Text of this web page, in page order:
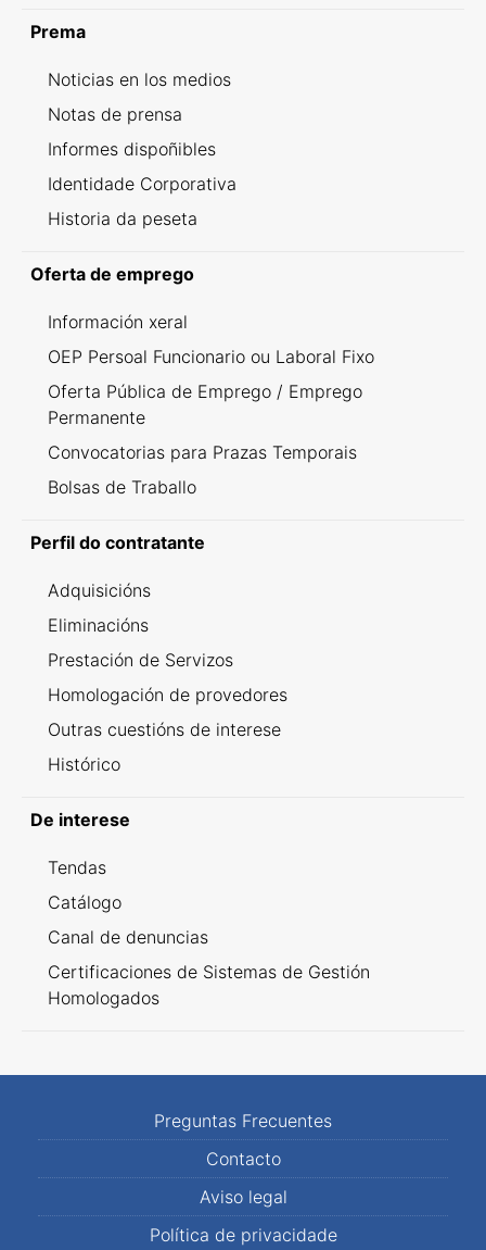
Prema
Noticias en los medios
Notas de prensa
Informes dispoñibles
Identidade Corporativa
Historia da peseta
Oferta de emprego
Información xeral
OEP Persoal Funcionario ou Laboral Fixo
Oferta Pública de Emprego / Emprego
Permanente
Convocatorias para Prazas Temporais
Bolsas de Traballo
Perfil do contratante
Adquisicións
Eliminacións
Prestación de Servizos
Homologación de provedores
Outras cuestións de interese
Histórico
De interese
Tendas
Catálogo
Canal de denuncias
Certificaciones de Sistemas de Gestión
Homologados
Preguntas Frecuentes
Contacto
Aviso legal
Política de privacidade